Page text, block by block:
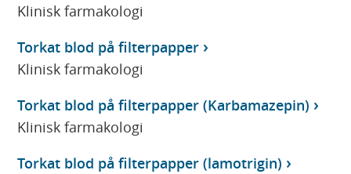
Klinisk farmakologi
Torkat blod på filterpapper
Klinisk farmakologi
Torkat blod på filterpapper (Karbamazepin)
Klinisk farmakologi
Torkat blod på filterpapper (lamotrigin)